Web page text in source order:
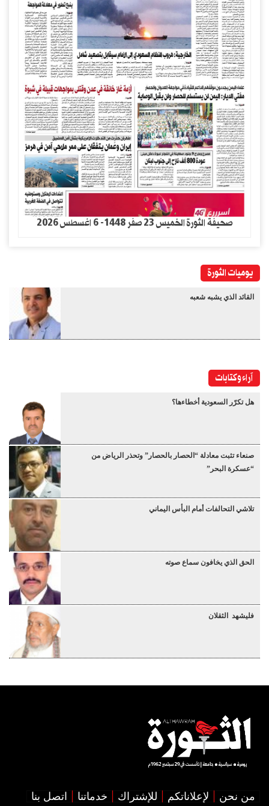
صحيفة الثورة الخميس 23 صفر 1448- 6 اغسطس 2026
يوميات الثورة
القائد الذي يشبه شعبه
آراء وكتابات
هل تكرّر السعودية أخطاءها؟
صنعاء تثبت معادلة “الحصار بالحصار” وتحذر الرياض من
“عسكرة البحر”
تلاشي التحالفات أمام البأس اليماني
الحق الذي يخافون سماع صوته
فليشهد الثقلان
من نحن لإعلاناتكم للإشتراك خدماتنا اتصل بنا